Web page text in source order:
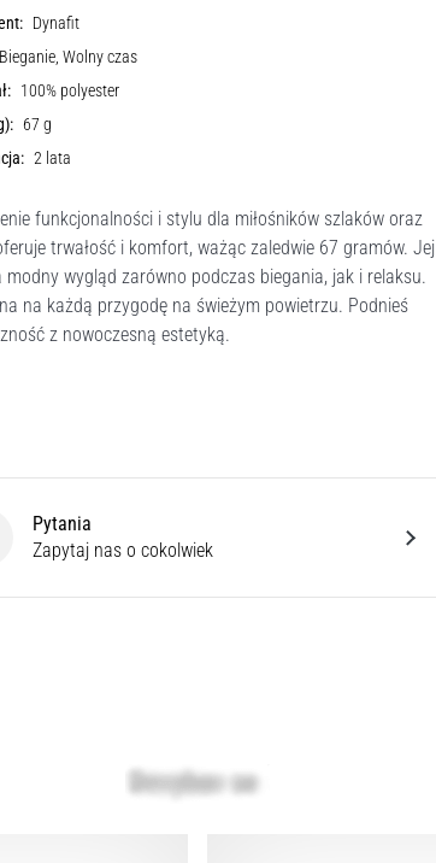
Dynafit
Bieganie, Wolny czas
100% polyester
67 g
2 lata
funkcjonalności i stylu dla miłośników szlaków oraz
trwałość i komfort, ważąc zaledwie 67 gramów. Jej
wygląd zarówno podczas biegania, jak i relaksu.
na każdą przygodę na świeżym powietrzu. Podnieś
z nowoczesną estetyką.
Pytania
Zapytaj nas o cokolwiek